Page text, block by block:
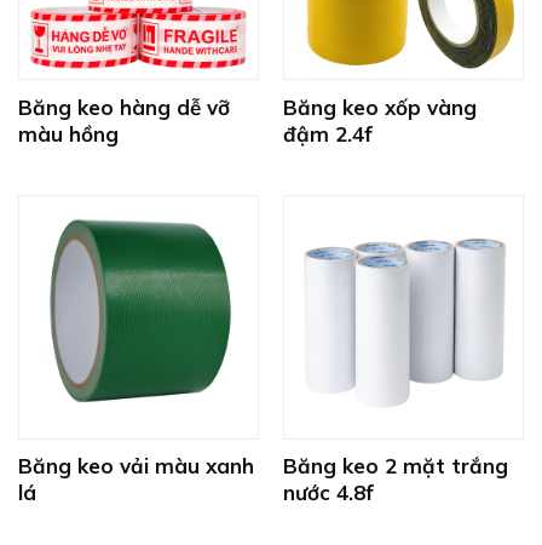
Băng keo hàng dễ vỡ
màu hồng
Băng keo xốp vàng
đậm 2.4f
Băng keo vải màu xanh
lá
Băng keo 2 mặt trắng
nước 4.8f